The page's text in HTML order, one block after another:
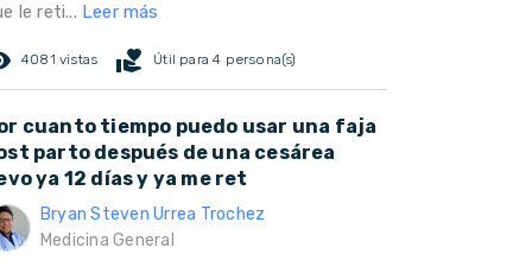
le reti... Leer más
4081 vistas volunteer_activism Útil para 4 persona(s)
cuanto tiempo puedo usar una faja
parto después de una cesárea
ya 12 días y ya me ret
Bryan Steven Urrea Trochez
Medicina General